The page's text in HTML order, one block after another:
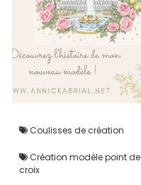
Coulisses de création
Création modèle point de
croix